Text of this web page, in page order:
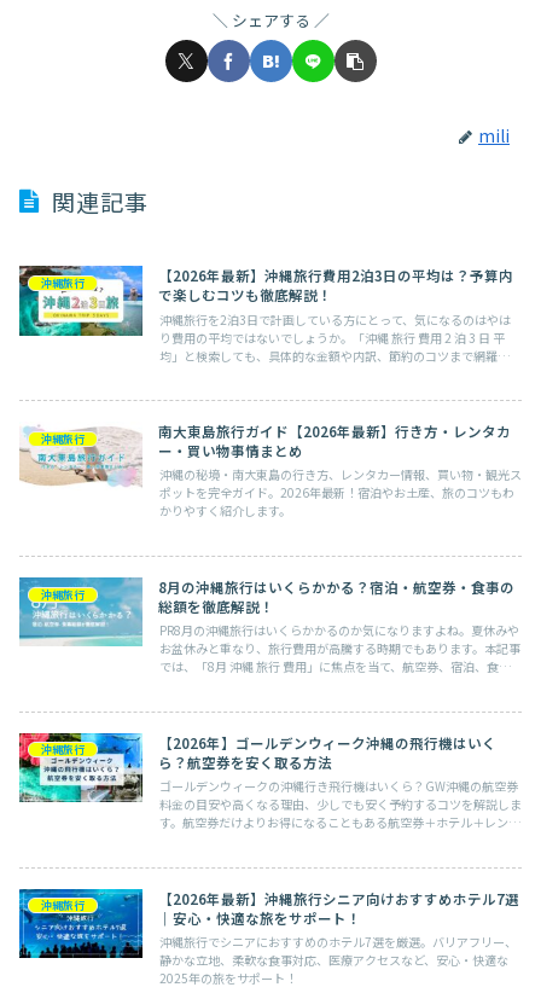
シェアする
mili
関連記事
沖縄旅行
【2026年最新】沖縄旅行費用2泊3日の平均は？予算内
で楽しむコツも徹底解説！
沖縄旅行を2泊3日で計画している方にとって、気になるのはやは
り費用の平均ではないでしょうか。「沖縄 旅行 費用 2 泊 3 日 平
均」と検索しても、具体的な金額や内訳、節約のコツまで網羅され
沖縄旅行
南大東島旅行ガイド【2026年最新】行き方・レンタカ
ー・買い物事情まとめ
沖縄の秘境・南大東島の行き方、レンタカー情報、買い物・観光ス
ポットを完全ガイド。2026年最新！宿泊やお土産、旅のコツもわ
かりやすく紹介します。
沖縄旅行
8月の沖縄旅行はいくらかかる？宿泊・航空券・食事の
総額を徹底解説！
PR8月の沖縄旅行はいくらかかるのか気になりますよね。夏休みや
お盆休みと重なり、旅行費用が高騰する時期でもあります。本記事
では、「8月 沖縄 旅行 費用」に焦点を当て、航空券、宿泊、食
沖縄旅行
【2026年】ゴールデンウィーク沖縄の飛行機はいく
ら？航空券を安く取る方法
ゴールデンウィークの沖縄行き飛行機はいくら？GW沖縄の航空券
料金の目安や高くなる理由、少しでも安く予約するコツを解説しま
す。航空券だけよりお得になることもある航空券＋ホテル＋レンタ
沖縄旅行
【2026年最新】沖縄旅行シニア向けおすすめホテル7選
｜安心・快適な旅をサポート！
沖縄旅行でシニアにおすすめのホテル7選を厳選。バリアフリー、
静かな立地、柔軟な食事対応、医療アクセスなど、安心・快適な
2025年の旅をサポート！